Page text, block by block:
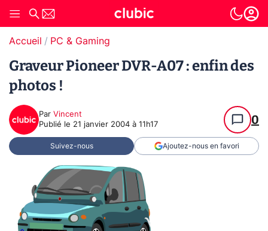
Accueil PC & Gaming
Graveur Pioneer DVR-A07 : enfin des
photos !
Par Vincent
Publié le 21 janvier 2004 à 11h17 0
Suivez-nous Ajoutez-nous en favori